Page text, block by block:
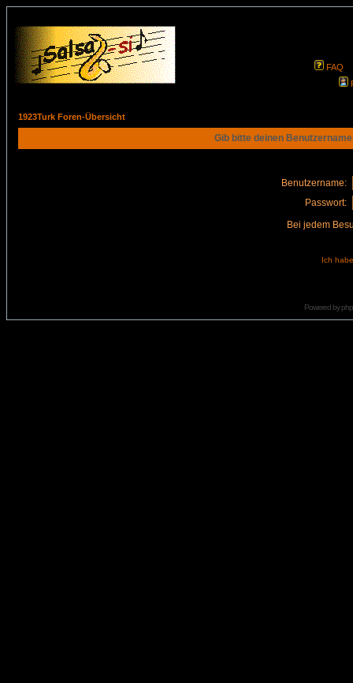
FAQ
1923Turk Foren-Übersicht
Gib bitte deinen
Benutzername:
Passwort:
Bei jedem
Ich
Powered by